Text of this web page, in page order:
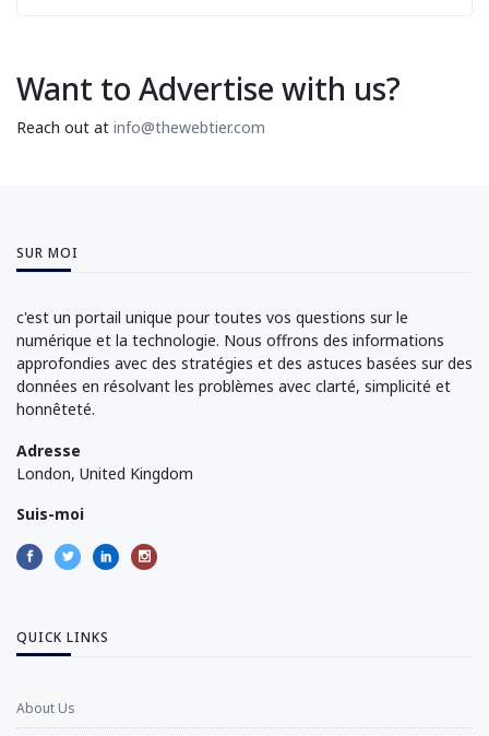
Want to Advertise with us?
Reach out at info@thewebtier.com
SUR MOI
c'est un portail unique pour toutes vos questions sur le
numérique et la technologie. Nous offrons des informations
approfondies avec des stratégies et des astuces basées sur des
données en résolvant les problèmes avec clarté, simplicité et
honnêteté.
Adresse
London, United Kingdom
Suis-moi
QUICK LINKS
About Us